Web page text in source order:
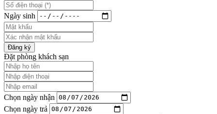
Ngày sinh
Đăng ký
Đặt phòng khách sạn
Chọn ngày nhận
Chọn ngày trả